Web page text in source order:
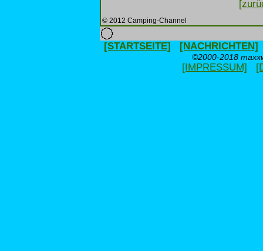
© 2012 Camping-Channel
[STARTSEITE] [NACHRICHTEN]
©2000-2018
[IMPRESSUM]